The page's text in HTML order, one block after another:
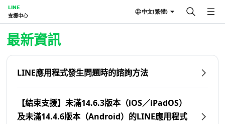
LINE
支援中心
中文(繁體)
首頁 | LINE支援中心
最新資訊
LINE應用程式發生問題時的諮詢方法
【結束支援】未滿14.6.3版本（iOS／iPadOS）
及未滿14.4.6版本（Android）的LINE應用程式